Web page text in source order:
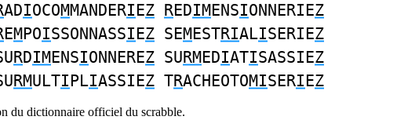
ADIOCOMMANDERIEZ REDIMENSIONNERIEZ
EMPOISSONNASSIEZ SEMESTRIALISERIEZ
RDIMENSIONNEREZ SURMEDIATISASSIEZ
RMULTIPLIASSIEZ TRACHEOTOMISERIEZ
du dictionnaire officiel du scrabble.